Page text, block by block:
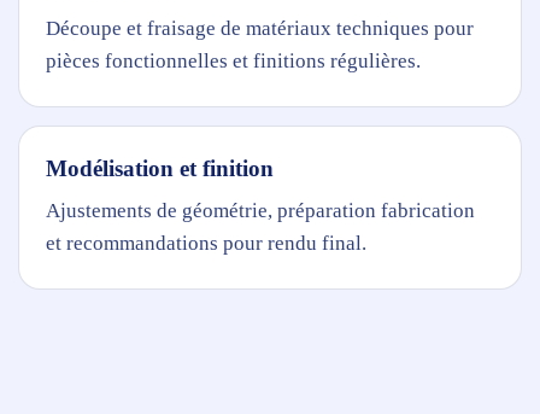
Découpe et fraisage de matériaux techniques pour
pièces fonctionnelles et finitions régulières.
Modélisation et finition
Ajustements de géométrie, préparation fabrication
et recommandations pour rendu final.